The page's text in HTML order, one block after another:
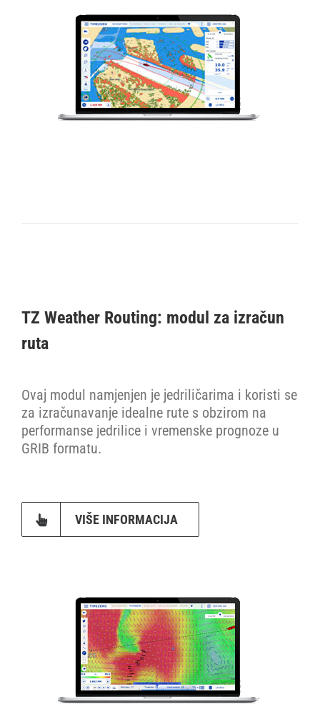
TZ Weather Routing: modul za izračun
ruta
Ovaj modul namjenjen je jedriličarima i koristi se
za izračunavanje idealne rute s obzirom na
performanse jedrilice i vremenske prognoze u
GRIB formatu.
VIŠE INFORMACIJA